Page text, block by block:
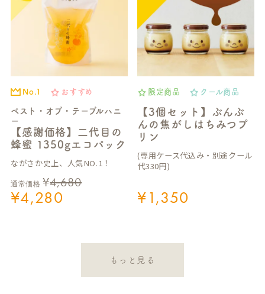
No.1 おすすめ
ベスト・オブ・テーブルハニ
ー
【感謝価格】二代目の
蜂蜜 1350gエコパック
ながさか史上、人気NO.1！
通常価格 ¥4,680
¥4,280
限定商品 クール商品
【3個セット】ぶんぶ
んの焦がしはちみつプ
リン
(専用ケース代込み・別途クール
代330円)
¥1,350
もっと見る